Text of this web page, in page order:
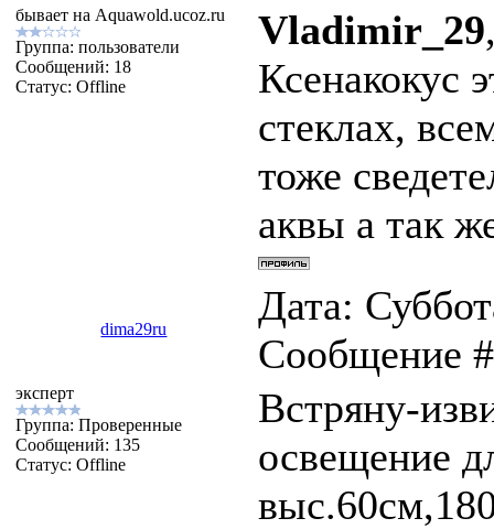
бывает на Aquawold.ucoz.ru
Группа: пользователи
Сообщений: 18
Статус: Offline
Vladimir_29
Ксенакокус
стеклах,
тоже
аквы а так
dima29ru
Дата:
Сообщение
эксперт
Группа: Проверенные
Сообщений: 135
Статус: Offline
Встряну-
освещение